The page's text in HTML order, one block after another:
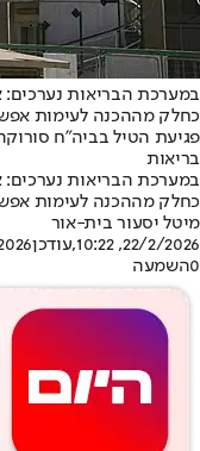
במערכת הבריאות נערכים:
כחלק מההכנה לעימות אפשרי, בבתי החולים
פגיעת הטיל בביה"ח
בריאות
במערכת הבריאות נערכים:
כחלק מההכנה לעימות אפשרי, בבתי החולים
מיטל יסעור בית-אור
22/2/2026, 10:22
,עודכן12:29
0השמעה